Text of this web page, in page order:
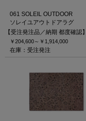
061 SOLEIL OUTDOOR
ソレイユアウトドアラグ
【受注発注品／納期 都度確認】
￥204,600～ ￥1,914,000
在庫：受注発注